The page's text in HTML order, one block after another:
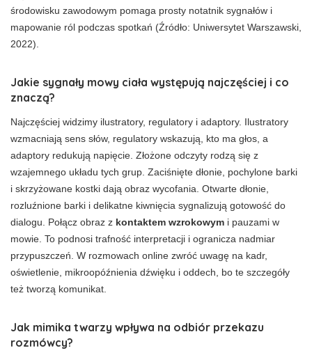
środowisku zawodowym pomaga prosty notatnik sygnałów i
mapowanie ról podczas spotkań (Źródło: Uniwersytet Warszawski,
2022).
Jakie sygnały mowy ciała występują najczęściej i co
znaczą?
Najczęściej widzimy ilustratory, regulatory i adaptory. Ilustratory
wzmacniają sens słów, regulatory wskazują, kto ma głos, a
adaptory redukują napięcie. Złożone odczyty rodzą się z
wzajemnego układu tych grup. Zaciśnięte dłonie, pochylone barki
i skrzyżowane kostki dają obraz wycofania. Otwarte dłonie,
rozluźnione barki i delikatne kiwnięcia sygnalizują gotowość do
dialogu. Połącz obraz z kontaktem wzrokowym i pauzami w
mowie. To podnosi trafność interpretacji i ogranicza nadmiar
przypuszczeń. W rozmowach online zwróć uwagę na kadr,
oświetlenie, mikroopóźnienia dźwięku i oddech, bo te szczegóły
też tworzą komunikat.
Jak mimika twarzy wpływa na odbiór przekazu
rozmówcy?